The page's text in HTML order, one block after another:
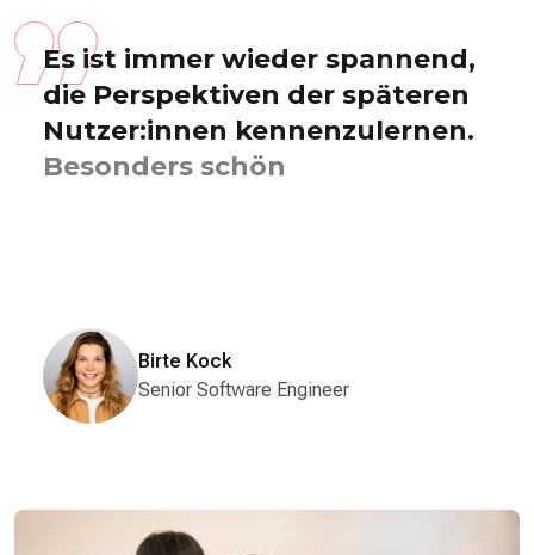
Es ist immer wieder spannend,
die Perspektiven der späteren
Nutzer:innen kennenzulernen.
Besonders schön ist es, wenn
Birte Kock
Senior Software Engineer